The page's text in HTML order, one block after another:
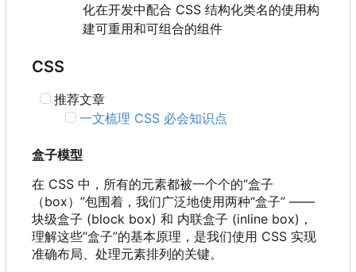
化在开发中配合 CSS 结构化类名的使用构
建可重用和可组合的组件
CSS
推荐文章
一文梳理 CSS 必会知识点
盒子模型
在 CSS 中 ， 所有的元素都被一个个的“盒子
（box） ”包围着 ， 我们广泛地使用两种“盒子” ——
块级盒子 (block box) 和 内联盒子 (inline box)，
理解这些“盒子”的基本原理，是我们使用 CSS 实现
准确布局、处理元素排列的关键。